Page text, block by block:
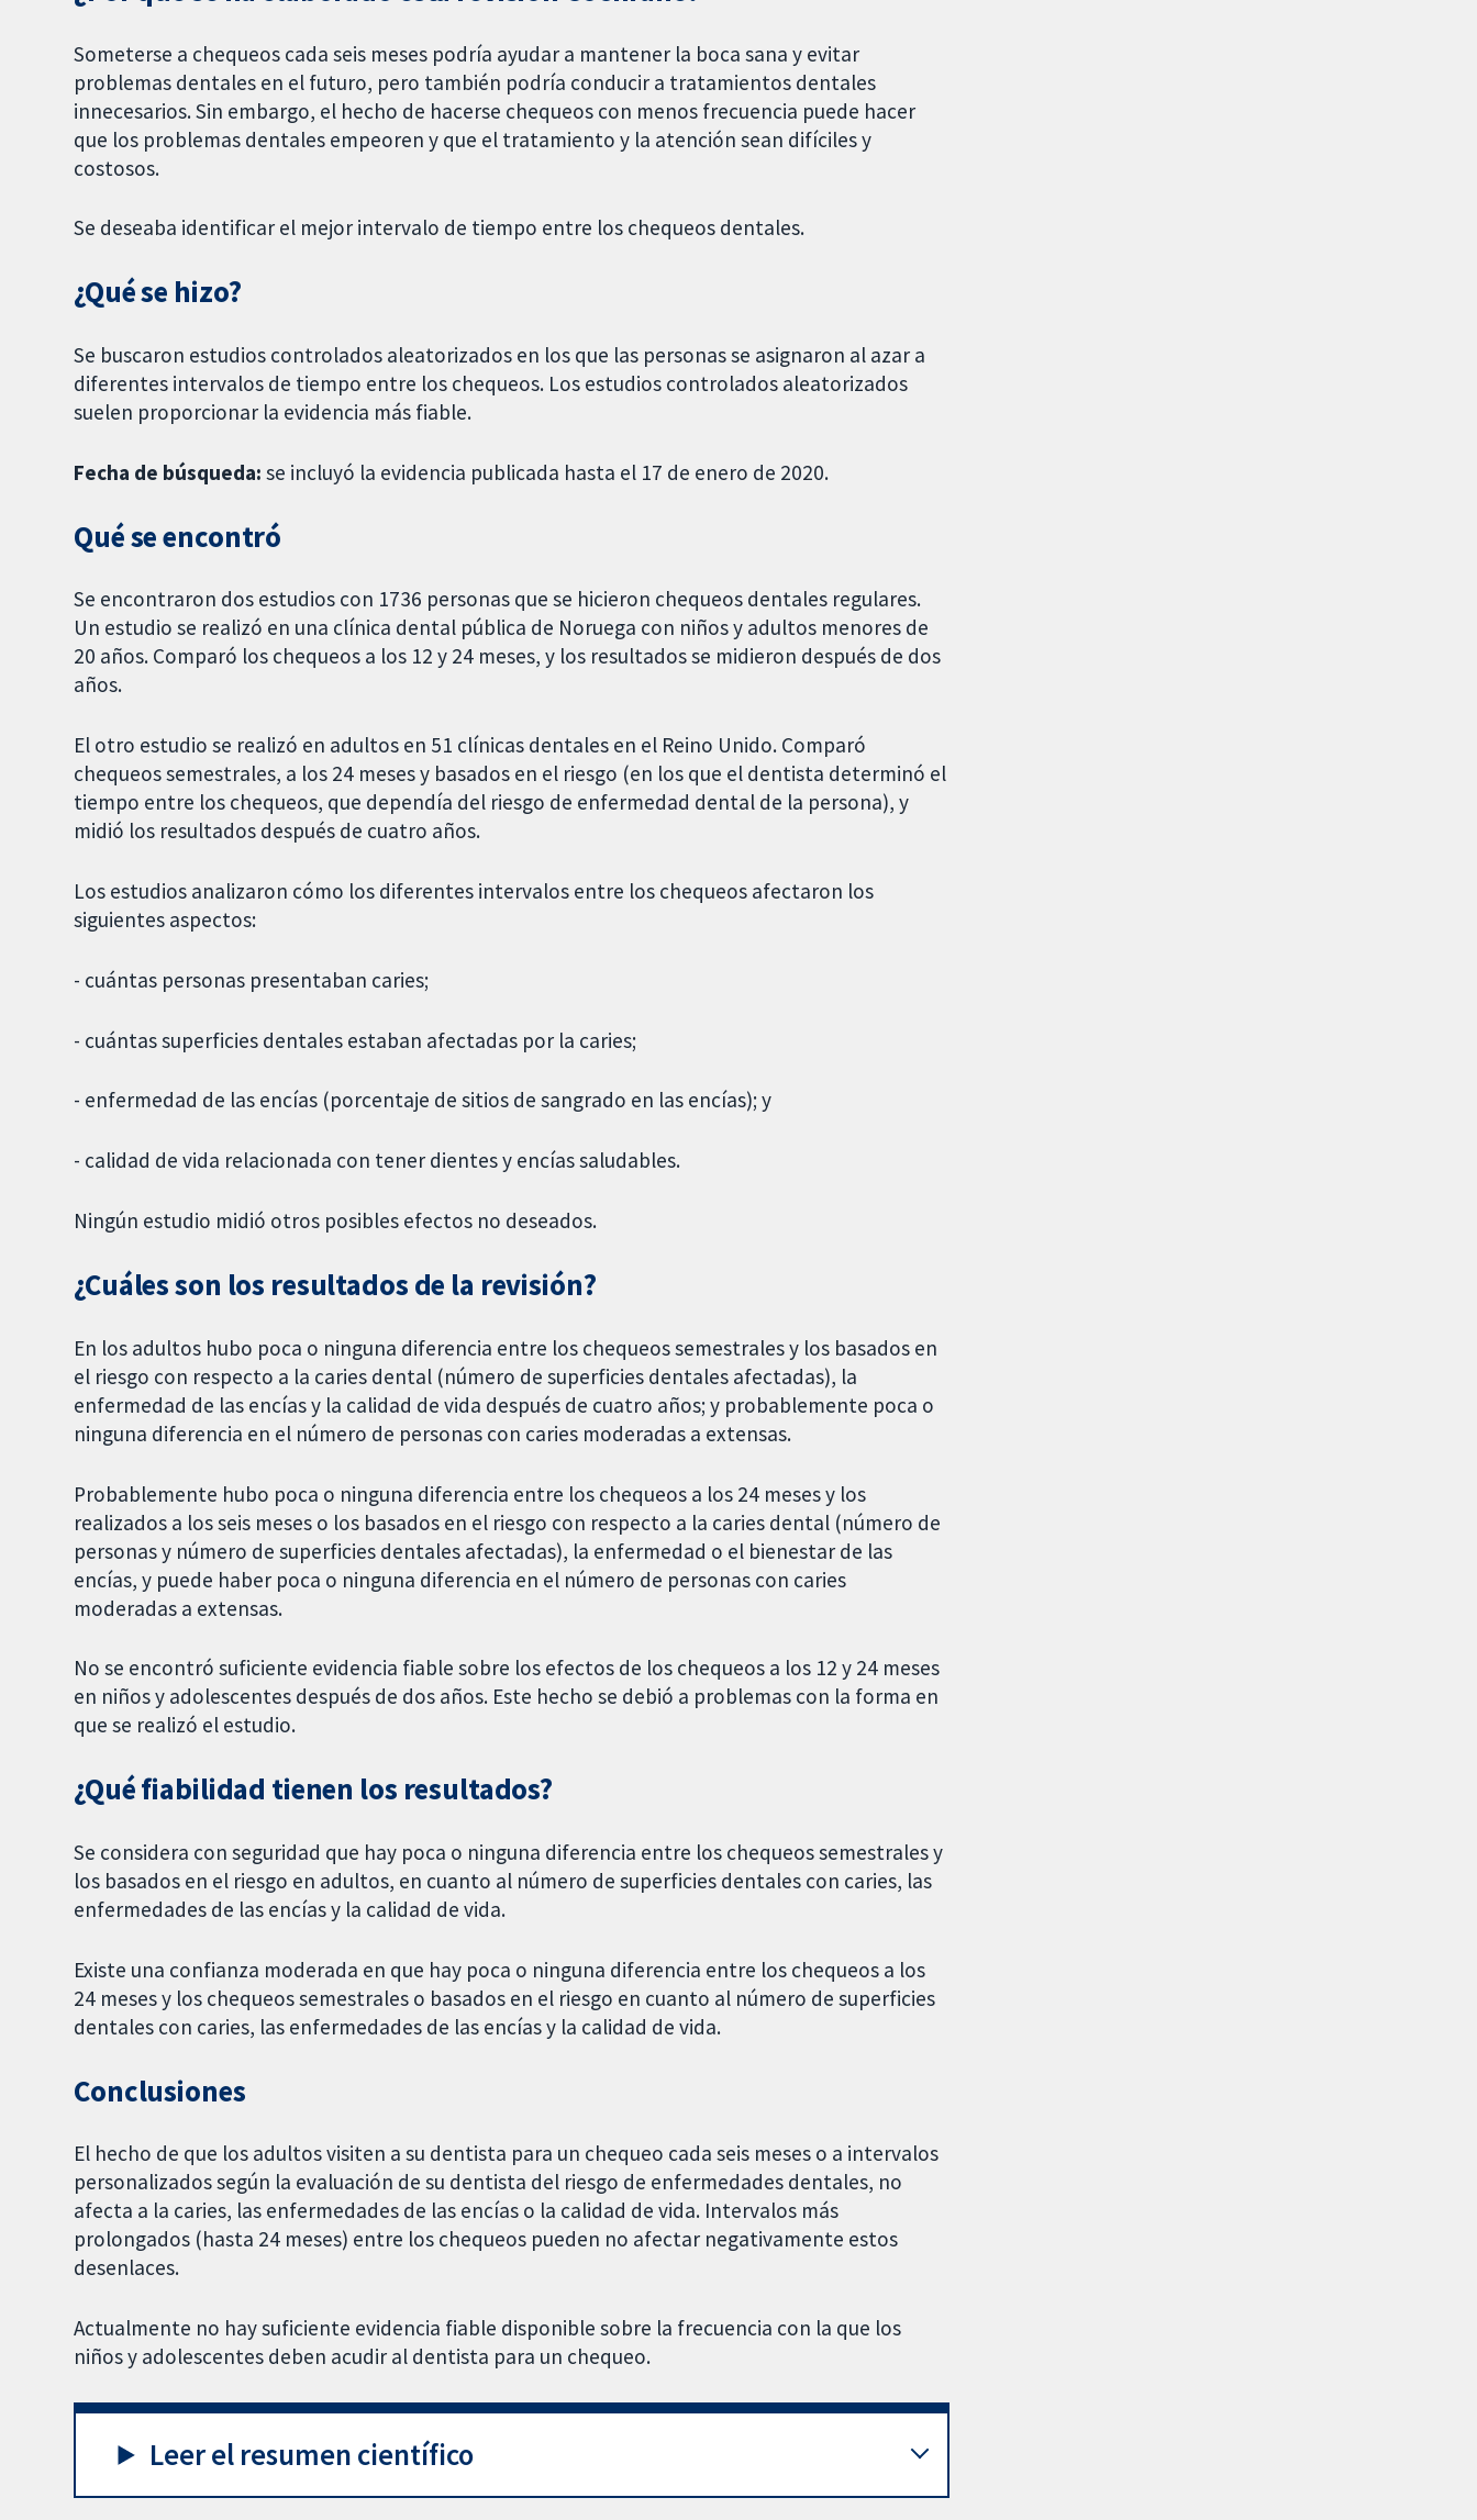
Someterse a chequeos cada seis meses podría ayudar a mantener la boca sana y evitar
problemas dentales en el futuro, pero también podría conducir a tratamientos dentales
innecesarios. Sin embargo, el hecho de hacerse chequeos con menos frecuencia puede hacer
que los problemas dentales empeoren y que el tratamiento y la atención sean difíciles y
costosos.
Se deseaba identificar el mejor intervalo de tiempo entre los chequeos dentales.
¿Qué se hizo?
Se buscaron estudios controlados aleatorizados en los que las personas se asignaron al azar a
diferentes intervalos de tiempo entre los chequeos. Los estudios controlados aleatorizados
suelen proporcionar la evidencia más fiable.
Fecha de búsqueda:se incluyó la evidencia publicada hasta el 17 de enero de 2020.
Qué se encontró
Se encontraron dos estudios con 1736 personas que se hicieron chequeos dentales regulares.
Un estudio se realizó en una clínica dental pública de Noruega con niños y adultos menores de
20 años. Comparó los chequeos a los 12 y 24 meses, y los resultados se midieron después de dos
años.
El otro estudio se realizó en adultos en 51 clínicas dentales en el Reino Unido. Comparó
chequeos semestrales, a los 24 meses y basados en el riesgo (en los que el dentista determinó el
tiempo entre los chequeos, que dependía del riesgo de enfermedad dental de la persona), y
midió los resultados después de cuatro años.
Los estudios analizaron cómo los diferentes intervalos entre los chequeos afectaron los
siguientes aspectos:
- cuántas personas presentaban caries;
- cuántas superficies dentales estaban afectadas por la caries;
- enfermedad de las encías (porcentaje de sitios de sangrado en las encías); y
- calidad de vida relacionada con tener dientes y encías saludables.
Ningún estudio midió otros posibles efectos no deseados.
¿Cuáles son los resultados de la revisión?
En los adultos hubo poca o ninguna diferencia entre los chequeos semestrales y los basados en
el riesgo con respecto a la caries dental (número de superficies dentales afectadas), la
enfermedad de las encías y la calidad de vida después de cuatro años; y probablemente poca o
ninguna diferencia en el número de personas con caries moderadas a extensas.
Probablemente hubo poca o ninguna diferencia entre los chequeos a los 24 meses y los
realizados a los seis meses o los basados en el riesgo con respecto a la caries dental (número de
personas y número de superficies dentales afectadas), la enfermedad o el bienestar de las
encías, y puede haber poca o ninguna diferencia en el número de personas con caries
moderadas a extensas.
No se encontró suficiente evidencia fiable sobre los efectos de los chequeos a los 12 y 24 meses
en niños y adolescentes después de dos años. Este hecho se debió a problemas con la forma en
que se realizó el estudio.
¿Qué fiabilidad tienen los resultados?
Se considera con seguridad que hay poca o ninguna diferencia entre los chequeos semestrales y
los basados en el riesgo en adultos, en cuanto al número de superficies dentales con caries, las
enfermedades de las encías y la calidad de vida.
Existe una confianza moderada en que hay poca o ninguna diferencia entre los chequeos a los
24 meses y los chequeos semestrales o basados en el riesgo en cuanto al número de superficies
dentales con caries, las enfermedades de las encías y la calidad de vida.
Conclusiones
El hecho de que los adultos visiten a su dentista para un chequeo cada seis meses o a intervalos
personalizados según la evaluación de su dentista del riesgo de enfermedades dentales, no
afecta a la caries, las enfermedades de las encías o la calidad de vida. Intervalos más
prolongados (hasta 24 meses) entre los chequeos pueden no afectar negativamente estos
desenlaces.
Actualmente no hay suficiente evidencia fiable disponible sobre la frecuencia con la que los
niños y adolescentes deben acudir al dentista para un chequeo.
Leer el resumen científico